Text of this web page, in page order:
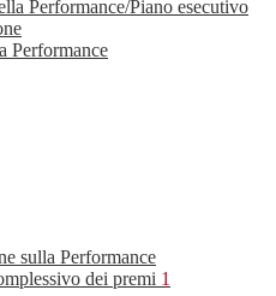
Performance/Piano esecutivo
Performance
sulla Performance
dei premi 1